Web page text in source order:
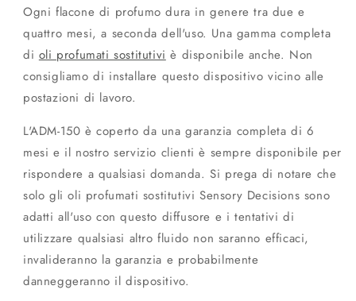
Ogni flacone di profumo dura in genere tra due e
quattro mesi, a seconda dell'uso. Una gamma completa
di oli profumati sostitutivi è disponibile anche. Non
consigliamo di installare questo dispositivo vicino alle
postazioni di lavoro.
L'ADM-150 è coperto da una garanzia completa di 6
mesi e il nostro servizio clienti è sempre disponibile per
rispondere a qualsiasi domanda. Si prega di notare che
solo gli oli profumati sostitutivi Sensory Decisions sono
adatti all'uso con questo diffusore e i tentativi di
utilizzare qualsiasi altro fluido non saranno efficaci,
invalideranno la garanzia e probabilmente
danneggeranno il dispositivo.